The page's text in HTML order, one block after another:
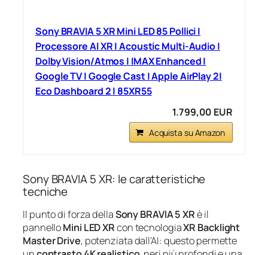
Sony BRAVIA 5 XR Mini LED 85 Pollici |
Processore AI XR | Acoustic Multi-Audio |
Dolby Vision/Atmos | IMAX Enhanced |
Google TV | Google Cast | Apple AirPlay 2|
Eco Dashboard 2 | 85XR55
1.799,00 EUR
Acquista su Amazon
Sony BRAVIA 5 XR: le caratteristiche
tecniche
Il punto di forza dellaSony BRAVIA 5 XRè il
pannelloMini LED XRcon tecnologiaXR Backlight
Master Drive, potenziata dall’AI: questo permette